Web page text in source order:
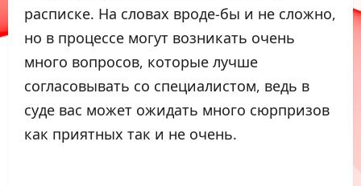
расписке. На словах вроде-бы и не сложно,
но в процессе могут возникать очень
много вопросов, которые лучше
согласовывать со специалистом, ведь в
суде вас может ожидать много сюрпризов
как приятных так и не очень.